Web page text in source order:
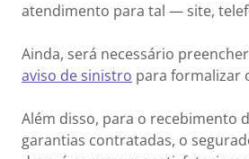
atendimento para tal — site,
Ainda, será necessário
aviso de sinistro para formalizar
Além disso, para o recebimento
garantias contratadas, o